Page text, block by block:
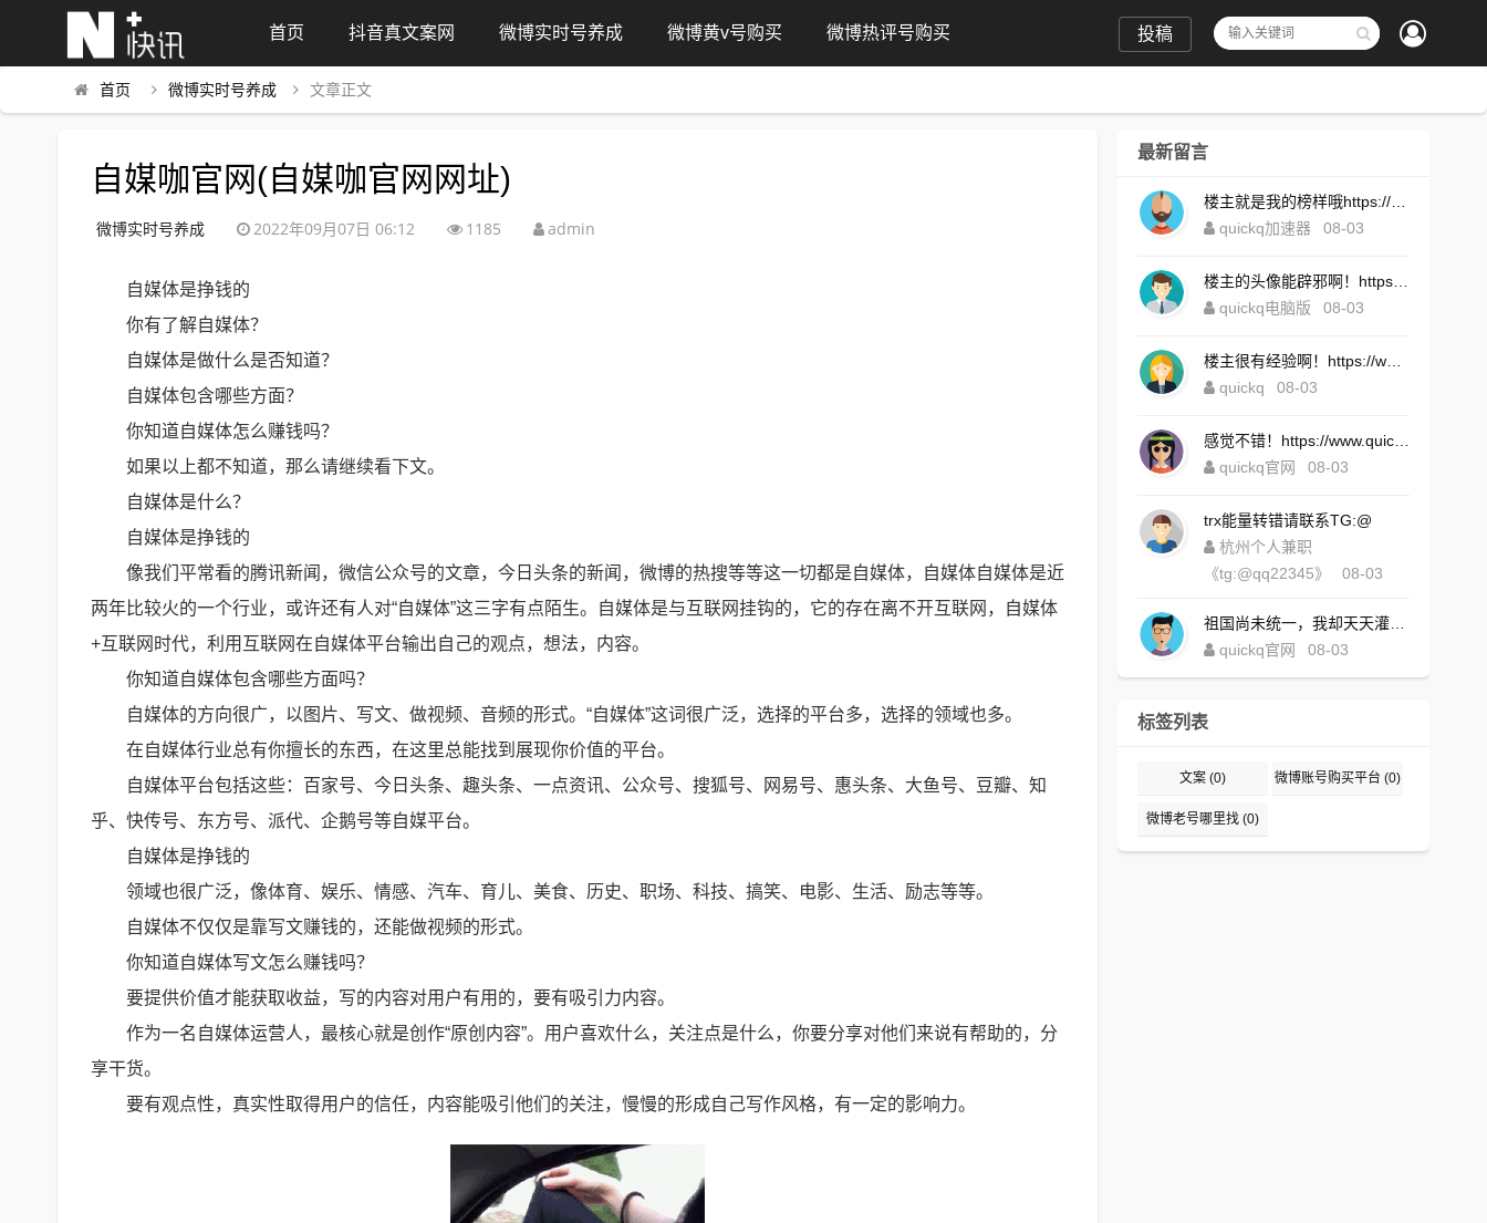
首页 抖音真文案网 微博实时号养成 微博黄v号购买 微博热评号购买 投稿
首页 微博实时号养成 文章正文
自媒咖官网(自媒咖官网网址)
微博实时号养成 2022年09月07日 06:12 1185 admin
自媒体是挣钱的
你有了解自媒体？
自媒体是做什么是否知道？
自媒体包含哪些方面？
你知道自媒体怎么赚钱吗？
如果以上都不知道，那么请继续看下文。
自媒体是什么？
自媒体是挣钱的
像我们平常看的腾讯新闻，微信公众号的文章，今日头条的新闻，微博的热搜等等这一切都是自媒体，自媒体自媒体是近
两年比较火的一个行业，或许还有人对“自媒体”这三字有点陌生。自媒体是与互联网挂钩的，它的存在离不开互联网，自媒体
+互联网时代，利用互联网在自媒体平台输出自己的观点，想法，内容。
你知道自媒体包含哪些方面吗？
自媒体的方向很广，以图片、写文、做视频、音频的形式。“自媒体”这词很广泛，选择的平台多，选择的领域也多。
在自媒体行业总有你擅长的东西，在这里总能找到展现你价值的平台。
自媒体平台包括这些：百家号、今日头条、趣头条、一点资讯、公众号、搜狐号、网易号、惠头条、大鱼号、豆瓣、知
乎、快传号、东方号、派代、企鹅号等自媒平台。
自媒体是挣钱的
领域也很广泛，像体育、娱乐、情感、汽车、育儿、美食、历史、职场、科技、搞笑、电影、生活、励志等等。
自媒体不仅仅是靠写文赚钱的，还能做视频的形式。
你知道自媒体写文怎么赚钱吗？
要提供价值才能获取收益，写的内容对用户有用的，要有吸引力内容。
作为一名自媒体运营人，最核心就是创作“原创内容”。用户喜欢什么，关注点是什么，你要分享对他们来说有帮助的，分
享干货。
要有观点性，真实性取得用户的信任，内容能吸引他们的关注，慢慢的形成自己写作风格，有一定的影响力。
最新留言
quickq加速器
08-03
quickq电脑版
08-03
quickq
08-03
quickq官网
08-03
trx能量转错请联系TG:@
杭州个人兼职
《tg:@qq22345》
08-03
quickq官网
08-03
标签列表
文案 (0) 微博账号购买平台 (0)
微博老号哪里找 (0)